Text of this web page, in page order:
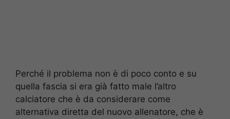
Perché il problema non è di poco conto e su
quella fascia si era già fatto male l’altro
calciatore che è da considerare come
alternativa diretta del nuovo allenatore, che è